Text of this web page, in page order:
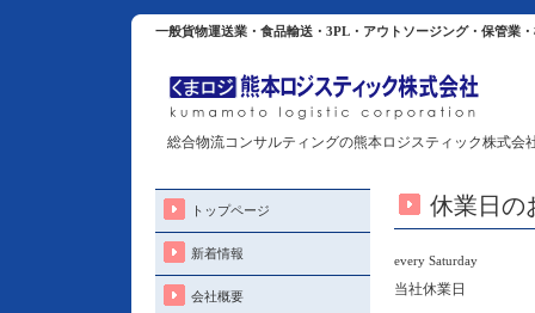
一般貨物運送業・食品輸送・3PL・アウトソージング・保管業
総合物流コンサルティングの熊本ロジスティック株式会
休業日の
every Saturday
当社休業日
トップページ
新着情報
会社概要